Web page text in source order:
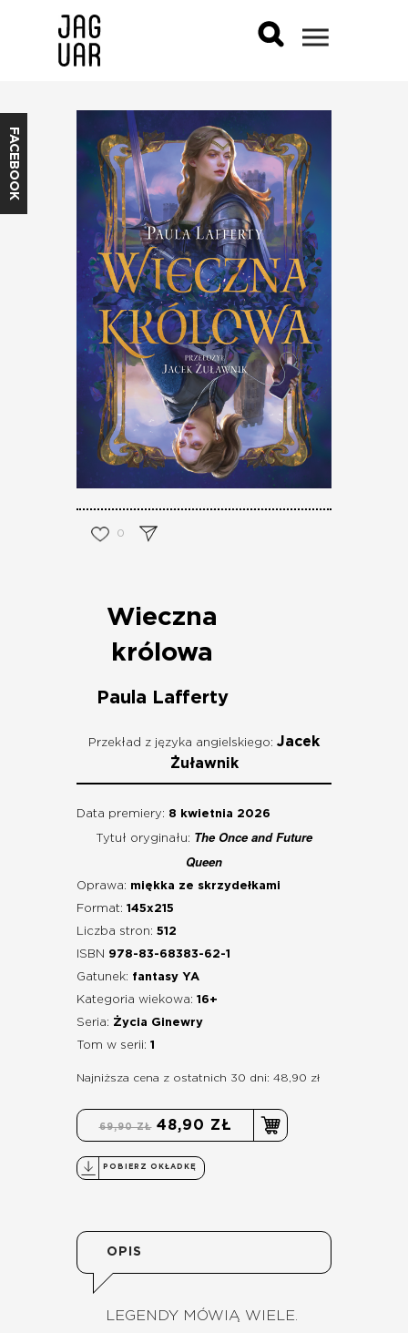
FACEBOOK
0
Wieczna
królowa
Paula Lafferty
Przekład z języka angielskiego: Jacek
Żuławnik
Data premiery: 8 kwietnia 2026
Tytuł oryginału: The Once and Future
Queen
Oprawa: miękka ze skrzydełkami
Format: 145x215
Liczba stron: 512
ISBN 978-83-68383-62-1
Gatunek: fantasy YA
Kategoria wiekowa: 16+
Seria: Życia Ginewry
Tom w serii: 1
Najniższa cena z ostatnich 30 dni: 48,90 zł
69,90 ZŁ 48,90 ZŁ
POBIERZ OKŁADKĘ
OPIS
LEGENDY MÓWIĄ WIELE.